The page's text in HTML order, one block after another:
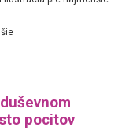
pocitov